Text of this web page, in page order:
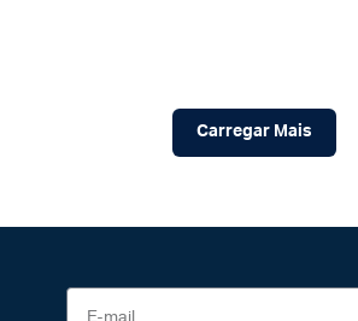
Carregar Mais